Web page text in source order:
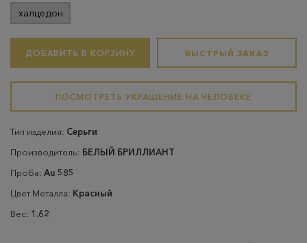
халцедон
ДОБАВИТЬ В КОРЗИНУ БЫСТРЫЙ ЗАКАЗ
ПОСМОТРЕТЬ УКРАШЕНИЕ НА ЧЕЛОВЕКЕ
Тип изделия: Серьги
Производитель: БЕЛЫЙ БРИЛЛИАНТ
Проба: Au 585
Цвет Металла: Красный
Вес: 1.62